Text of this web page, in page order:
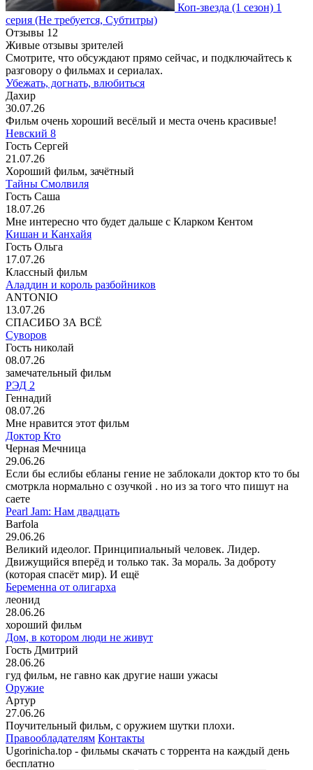
Коп-звезда (1 сезон) 1
серия (Не требуется, Субтитры)
Отзывы 12
Живые отзывы зрителей
Смотрите, что обсуждают прямо сейчас, и подключайтесь к
разговору о фильмах и сериалах.
Убежать, догнать, влюбиться
Дахир
30.07.26
Фильм очень хороший весёлый и места очень красивые!
Невский 8
Гость Сергей
21.07.26
Хороший фильм, зачётный
Тайны Смолвиля
Гость Саша
18.07.26
Мне интересно что будет дальше с Кларком Кентом
Кишан и Канхайя
Гость Ольга
17.07.26
Классный фильм
Аладдин и король разбойников
ANTONIO
13.07.26
СПАСИБО ЗА ВСЁ
Суворов
Гость николай
08.07.26
замечательный фильм
РЭД 2
Геннадий
08.07.26
Мне нравится этот фильм
Доктор Кто
Черная Мечница
29.06.26
Если бы еслибы ебланы гение не заблокали доктор кто то бы
смотркла нормально с озучкой . но из за того что пишут на
саете
Pearl Jam: Нам двадцать
Barfola
29.06.26
Великий идеолог. Принципиальный человек. Лидер.
Движущийся вперёд и только так. За мораль. За доброту
(которая спасёт мир). И ещё
Беременна от олигарха
леонид
28.06.26
хороший фильм
Дом, в котором люди не живут
Гость Дмитрий
28.06.26
гуд фильм, не гавно как другие наши ужасы
Оружие
Артур
27.06.26
Поучительный фильм, с оружием шутки плохи.
Правообладателям Контакты
Ugorinicha.top - фильмы скачать с торрента на каждый день
бесплатно